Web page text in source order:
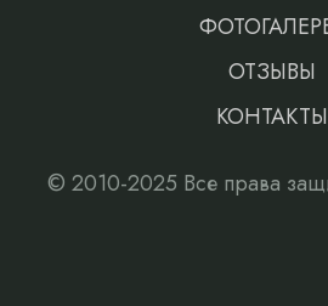
ОТЗЫВЫ
КОНТАКТЫ
© 2010-2025 Все права